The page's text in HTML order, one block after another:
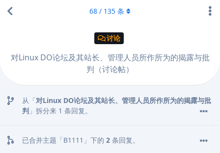
讨论
对Linux DO论坛及其站长、管理人员所作所为的揭露与批
判（讨论帖）
68 / 135 条
从「对Linux DO论坛及其站长、管理人员所作所为的揭露与批
判 」拆分来 1 条回复。
已合并主题「B1111 」下的 2 条回复。